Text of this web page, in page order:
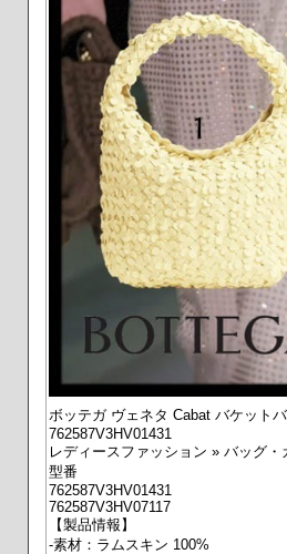
ボッテガ ヴェネタ Cabat バケット
762587V3HV01431
レディースファッション » バッグ
型番
762587V3HV01431
762587V3HV07117
【製品情報】
-素材：ラムスキン 100%